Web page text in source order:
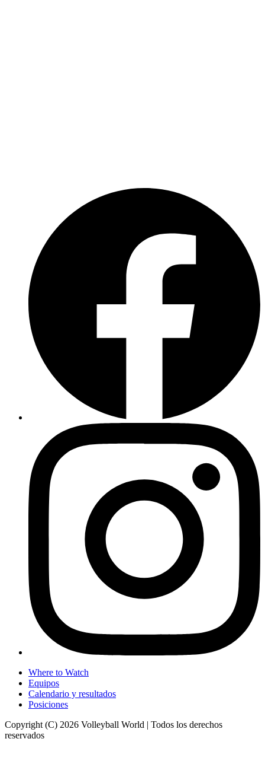
Where to Watch
Equipos
Calendario y resultados
Posiciones
Copyright (C) 2026 Volleyball World | Todos los derechos
reservados